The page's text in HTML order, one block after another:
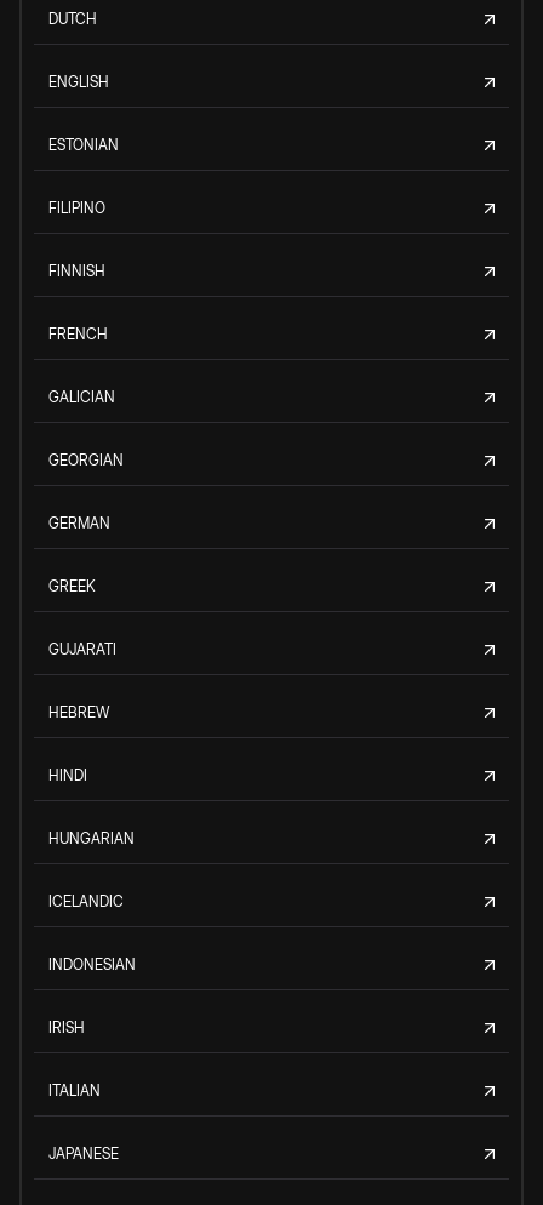
DUTCH
ENGLISH
ESTONIAN
FILIPINO
FINNISH
FRENCH
GALICIAN
GEORGIAN
GERMAN
GREEK
GUJARATI
HEBREW
HINDI
HUNGARIAN
ICELANDIC
INDONESIAN
IRISH
ITALIAN
JAPANESE